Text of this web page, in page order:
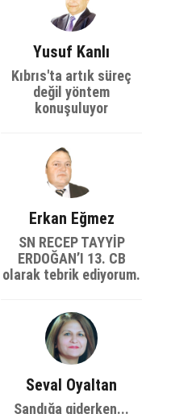
Yusuf Kanlı
Kıbrıs'ta artık süreç
değil yöntem
konuşuluyor
Erkan Eğmez
SN RECEP TAYYİP
ERDOĞAN’I 13. CB
olarak tebrik ediyorum.
Seval Oyaltan
Sandığa giderken...